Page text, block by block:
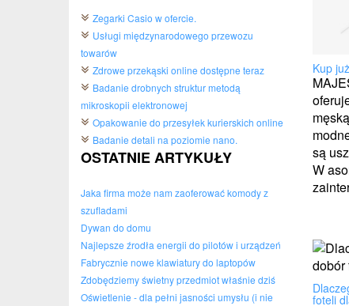
Zegarki Casio w ofercie.
Usługi międzynarodowego przewozu
towarów
Zdrowe przekąski online dostępne teraz
Badanie drobnych struktur metodą
mikroskopii elektronowej
Opakowanie do przesyłek kurierskich online
Badanie detali na poziomie nano.
OSTATNIE ARTYKUŁY
Jaka firma może nam zaoferować komody z
szufladami
Dywan do domu
Najlepsze źrodła energii do pilotów i urządzeń
Fabrycznie nowe klawiatury do laptopów
Zdobędziemy świetny przedmiot właśnie dziś
Oświetlenie - dla pełni jasności umysłu (i nie
Kup
są
W
foteli